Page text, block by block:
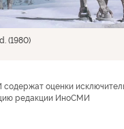
(1980)
оценки
редакции ИноСМИ